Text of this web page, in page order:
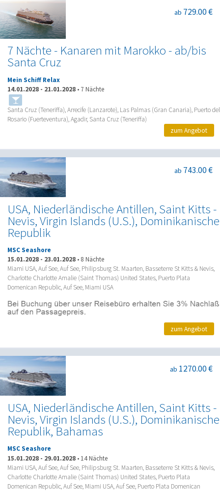
7 Nächte - Kanaren mit Marokko - ab/bis
Santa Cruz
ab 729.00 €
Mein Schiff Relax
14.01.2028 - 21.01.2028 • 7 Nächte
Santa Cruz (Teneriffa), Arrecife (Lanzarote), Las Palmas (Gran Canaria), Puerto del
Rosario (Fuerteventura), Agadir, Santa Cruz (Teneriffa)
zum Angebot
USA, Niederländische Antillen, Saint Kitts -
Nevis, Virgin Islands (U.S.), Dominikanische
Republik
ab 743.00 €
MSC Seashore
15.01.2028 - 23.01.2028 • 8 Nächte
Miami USA, Auf See, Auf See, Philipsburg St. Maarten, Basseterre St Kitts & Nevis,
Charlotte Charlotte Amalie (Saint Thomas) United States, Puerto Plata
Domenican Republic, Auf See, Miami USA
zum Angebot
USA, Niederländische Antillen, Saint Kitts -
Nevis, Virgin Islands (U.S.), Dominikanische
Republik, Bahamas
ab 1270.00 €
MSC Seashore
15.01.2028 - 29.01.2028 • 14 Nächte
Miami USA, Auf See, Auf See, Philipsburg St. Maarten, Basseterre St Kitts & Nevis,
Charlotte Charlotte Amalie (Saint Thomas) United States, Puerto Plata
Domenican Republic, Auf See, Miami USA, Auf See, Puerto Plata Domenican